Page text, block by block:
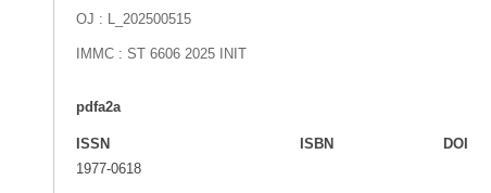
OJ : L_202500515
IMMC : ST 6606 2025 INIT
pdfa2a
ISSN
1977-0618
ISBN DOI